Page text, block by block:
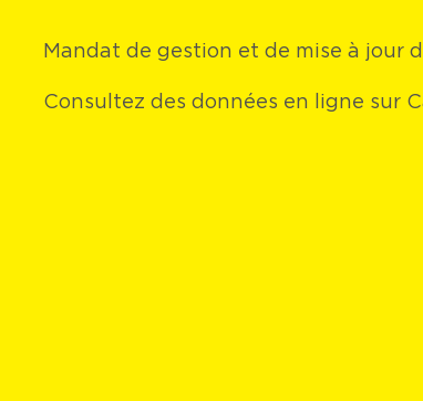
Mandat de gestion et de mise à jour
Consultez des données en ligne sur